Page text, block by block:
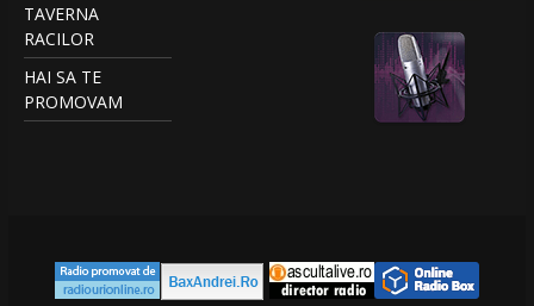
TAVERNA
RACILOR
HAI SA TE
PROMOVAM